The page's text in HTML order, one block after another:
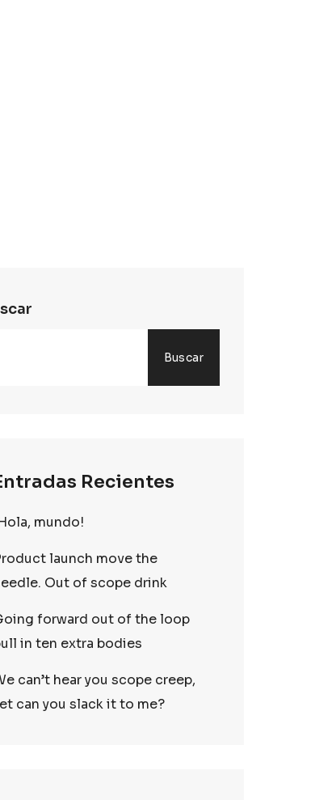
Buscar
Recientes
mundo!
launch move the
Out of scope drink
forward out of the loop
in ten extra bodies
can’t hear you scope creep,
can you slack it to me?